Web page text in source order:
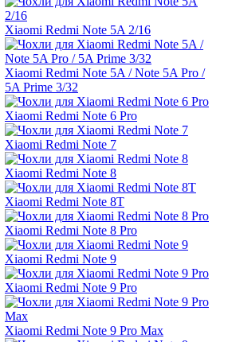
Xiaomi Redmi Note 5A 2/16
Xiaomi Redmi Note 5A / Note 5A Pro /
5A Prime 3/32
Xiaomi Redmi Note 6 Pro
Xiaomi Redmi Note 7
Xiaomi Redmi Note 8
Xiaomi Redmi Note 8T
Xiaomi Redmi Note 8 Pro
Xiaomi Redmi Note 9
Xiaomi Redmi Note 9 Pro
Xiaomi Redmi Note 9 Pro Max